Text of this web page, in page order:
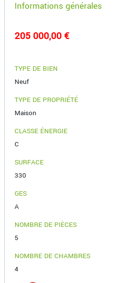
Informations générales
205 000,00 €
TYPE DE BIEN
Neuf
TYPE DE PROPRIÉTÉ
Maison
CLASSE ÉNERGIE
C
SURFACE
330
GES
A
NOMBRE DE PIÈCES
5
NOMBRE DE CHAMBRES
4